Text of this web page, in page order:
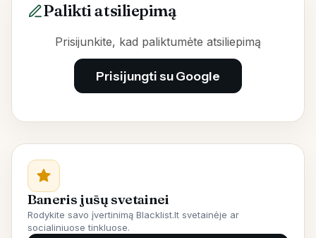
Palikti atsiliepimą
Prisijunkite, kad paliktumėte atsiliepimą
Prisijungti su Google
Baneris jūsų svetainei
Rodykite savo įvertinimą Blacklist.lt svetainėje ar
socialiniuose tinkluose.